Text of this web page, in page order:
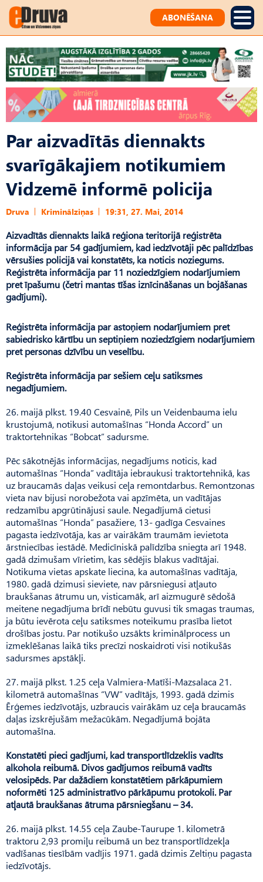
ABONĒŠANA
Par aizvadītās diennakts
svarīgākajiem notikumiem
Vidzemē informē policija
Druva Kriminālziņas 19:31, 27. Mai, 2014
Aizvadītās diennakts laikā reģiona teritorijā reģistrēta
informācija par 54 gadījumiem, kad iedzīvotāji pēc palīdzības
vērsušies policijā vai konstatēts, ka noticis noziegums.
Reģistrēta informācija par 11 noziedzīgiem nodarījumiem
pret īpašumu (četri mantas tīšas iznīcināšanas un bojāšanas
gadījumi).
Reģistrēta informācija par astoņiem nodarījumiem pret
sabiedrisko kārtību un septiņiem noziedzīgiem nodarījumiem
pret personas dzīvību un veselību.
Reģistrēta informācija par sešiem ceļu satiksmes
negadījumiem.
26. maijā plkst. 19.40 Cesvainē, Pils un Veidenbauma ielu
krustojumā, notikusi automašīnas “Honda Accord” un
traktortehnikas “Bobcat” sadursme.
Pēc sākotnējās informācijas, negadījums noticis, kad
automašīnas “Honda” vadītāja iebraukusi traktortehnikā, kas
uz braucamās daļas veikusi ceļa remontdarbus. Remontzonas
vieta nav bijusi norobežota vai apzīmēta, un vadītājas
redzamību apgrūtinājusi saule. Negadījumā cietusi
automašīnas “Honda” pasažiere, 13- gadīga Cesvaines
pagasta iedzīvotāja, kas ar vairākām traumām ievietota
ārstniecības iestādē. Medicīniskā palīdzība sniegta arī 1948.
gadā dzimušam vīrietim, kas sēdējis blakus vadītājai.
Notikuma vietas apskate liecina, ka automašīnas vadītāja,
1980. gadā dzimusi sieviete, nav pārsniegusi atļauto
braukšanas ātrumu un, visticamāk, arī aizmugurē sēdošā
meitene negadījuma brīdī nebūtu guvusi tik smagas traumas,
ja būtu ievērota ceļu satiksmes noteikumu prasība lietot
drošības jostu. Par notikušo uzsākts kriminālprocess un
izmeklēšanas laikā tiks precīzi noskaidroti visi notikušās
sadursmes apstākļi.
27. maijā plkst. 1.25 ceļa Valmiera-Matīši-Mazsalaca 21.
kilometrā automašīnas “VW” vadītājs, 1993. gadā dzimis
Ērģemes iedzīvotājs, uzbraucis vairākām uz ceļa braucamās
daļas izskrējušām mežacūkām. Negadījumā bojāta
automašīna.
Konstatēti pieci gadījumi, kad transportlīdzeklis vadīts
alkohola reibumā. Divos gadījumos reibumā vadīts
velosipēds. Par dažādiem konstatētiem pārkāpumiem
noformēti 125 administratīvo pārkāpumu protokoli. Par
atļautā braukšanas ātruma pārsniegšanu – 34.
26. maijā plkst. 14.55 ceļa Zaube-Taurupe 1. kilometrā
traktoru 2,93 promiļu reibumā un bez transportlīdzekļa
vadīšanas tiesībām vadījis 1971. gadā dzimis Zeltiņu pagasta
iedzīvotājs.